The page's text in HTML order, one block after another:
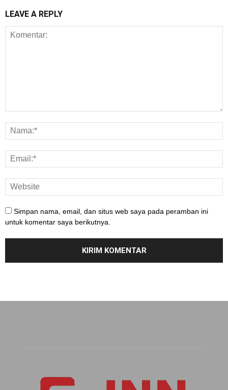
LEAVE A REPLY
Simpan nama, email, dan situs web saya pada peramban ini
untuk komentar saya berikutnya.